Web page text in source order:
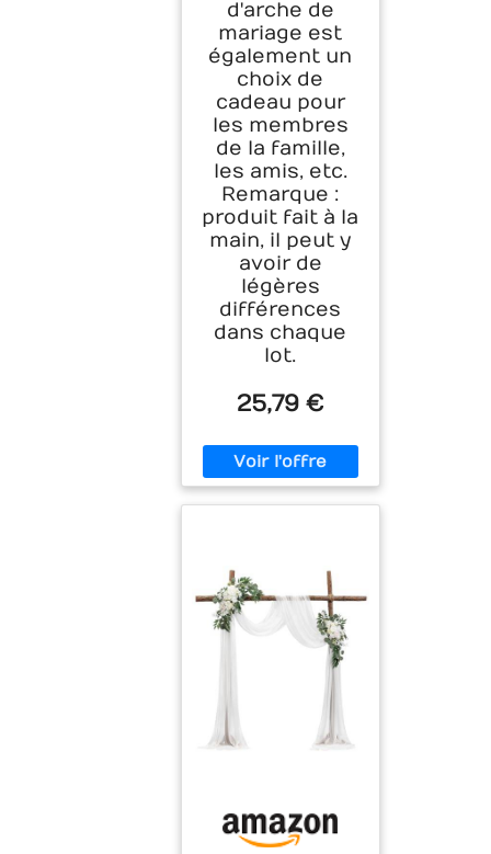
d'arche de
mariage est
également un
choix de
cadeau pour
les membres
de la famille,
les amis, etc.
Remarque :
produit fait à la
main, il peut y
avoir de
légères
différences
dans chaque
lot.
25,79 €